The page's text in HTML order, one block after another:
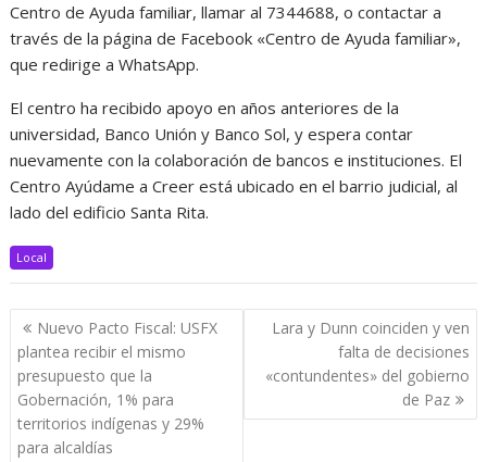
Centro de Ayuda familiar, llamar al 7344688, o contactar a
través de la página de Facebook «Centro de Ayuda familiar»,
que redirige a WhatsApp.
El centro ha recibido apoyo en años anteriores de la
universidad, Banco Unión y Banco Sol, y espera contar
nuevamente con la colaboración de bancos e instituciones. El
Centro Ayúdame a Creer está ubicado en el barrio judicial, al
lado del edificio Santa Rita.
Local
Navegación
de
entradas
Nuevo Pacto Fiscal: USFX
plantea recibir el mismo
presupuesto que la
Gobernación, 1% para
territorios indígenas y 29%
para alcaldías
Lara y Dunn coinciden y ven
falta de decisiones
«contundentes» del gobierno
de Paz